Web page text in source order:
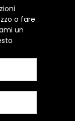
o fare
un